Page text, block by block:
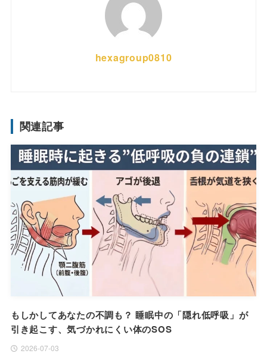
hexagroup0810
関連記事
もしかしてあなたの不調も？ 睡眠中の「隠れ低呼吸」が
引き起こす、気づかれにくい体のSOS
2026-07-03